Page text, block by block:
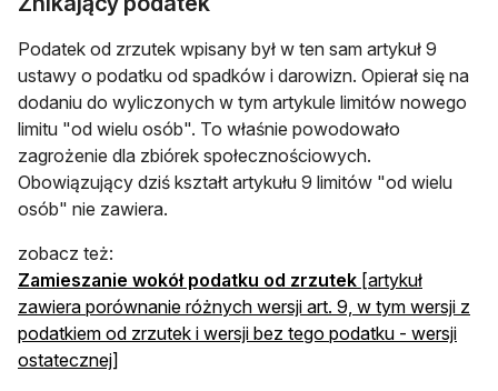
Podatek od zrzutek wpisany był w ten sam artykuł 9
ustawy o podatku od spadków i darowizn. Opierał się na
dodaniu do wyliczonych w tym artykule limitów nowego
limitu "od wielu osób". To właśnie powodowało
zagrożenie dla zbiórek społecznościowych.
Obowiązujący dziś kształt artykułu 9 limitów "od wielu
osób" nie zawiera.
zobacz też:
Zamieszanie wokół podatku od zrzutek [artykuł
zawiera porównanie różnych wersji art. 9, w tym wersji z
podatkiem od zrzutek i wersji bez tego podatku - wersji
ostatecznej]